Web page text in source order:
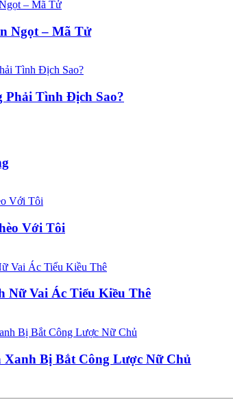
Ngọt – Mã Tử
Phải Tình Địch Sao?
Với Tôi
Nữ Vai Ác Tiểu Kiều Thê
Bị Bắt Công Lược Nữ Chủ